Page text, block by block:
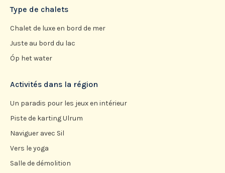
Type de chalets
Chalet de luxe en bord de mer
Juste au bord du lac
Óp het water
Activités dans la région
Un paradis pour les jeux en intérieur
Piste de karting Ulrum
Naviguer avec Sil
Vers le yoga
Salle de démolition